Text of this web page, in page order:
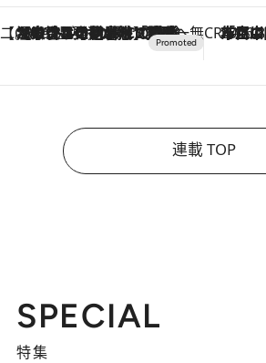
【CREA×星野リゾート】唯一無二。癒しと発見が待つ場所へ
2026.8.7
【トンボの足水浴】ヒノキの香りに包まれて涼感マックス！約13℃の湧水かけ流しを避暑地「星野温泉 トンボの湯」で体験 CREA'S
「立川にも歌舞伎がある
連載 TOP
SPECIAL
特集